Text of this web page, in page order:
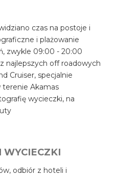
czas na postoje i
i plażowanie
zwykle 09:00 - 20:00
najlepszych off roadowych
Cruiser, specjalnie
terenie Akamas
wycieczki, na
odbiór z hoteli i